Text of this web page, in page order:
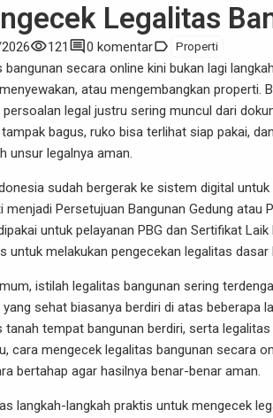
Legalitas
visibility121 comment0 komentarlabel Properti
bangunan secara online kini bukan lagi
atau mengembangkan properti.
persoalan legal justru sering muncul dari
tampak bagus, ruko bisa terlihat siap pakai,
unsur legalnya aman.
sudah bergerak ke sistem digital
menjadi Persetujuan Bangunan Gedung
untuk pelayanan PBG dan Sertifikat
untuk melakukan pengecekan legalitas dasar
istilah legalitas bangunan sering
sehat biasanya berdiri di atas beberapa
tanah tempat bangunan berdiri, serta
cara mengecek legalitas bangunan secara
bertahap agar hasilnya benar-benar aman.
langkah-langkah praktis untuk mengecek